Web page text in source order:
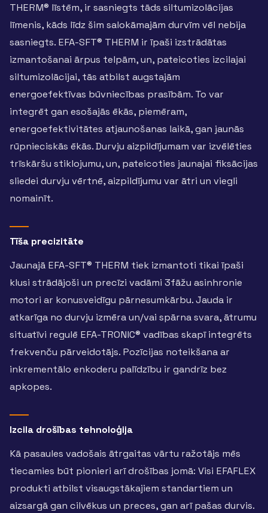
THERM® līstēm, ir sasniegts tāds siltumizolācijas
līmenis, kāds līdz šim salokāmajām durvīm vēl nebija
sasniegts. EFA-SFT® THERM ir īpaši izstrādātas
izmantošanai ārpus telpām, un, pateicoties izcilajai
siltumizolācijai, tās atbilst augstajām
energoefektīvas būvniecības prasībām. To var
integrēt gan esošajās ēkās, piemēram,
energoefektivitātes atjaunošanas laikā, gan jaunās
rūpnieciskās ēkās. Durvju aizpildījumam var izvēlēties
trīskāršu stiklojumu, un, pateicoties jaunajai fiksācijas
sliedei durvju vērtnē, aizpildījumu var ātri un viegli
nomainīt.
Tīša precizitāte
Jaunajā EFA-SFT® THERM tiek izmantoti tikai īpaši
klusi strādājoši un precīzi vadāmi 3fāžu asinhronie
motori ar konusveidīgu pārnesumkārbu. Jauda ir
atkarīga no durvju izmēra un/vai spārna svara, ātrumu
situatīvi regulē EFA-TRONIC® vadības skapī integrēts
frekvenču pārveidotājs. Pozīcijas noteikšana ar
inkrementālo enkoderu palīdzību ir gandrīz bez
apkopes.
Izcila drošības tehnoloģija
Kā pasaules vadošais ātrgaitas vārtu ražotājs mēs
tiecamies būt pionieri arī drošības jomā: Visi EFAFLEX
produkti atbilst visaugstākajiem standartiem un
aizsargā gan cilvēkus un preces, gan arī pašas durvis.